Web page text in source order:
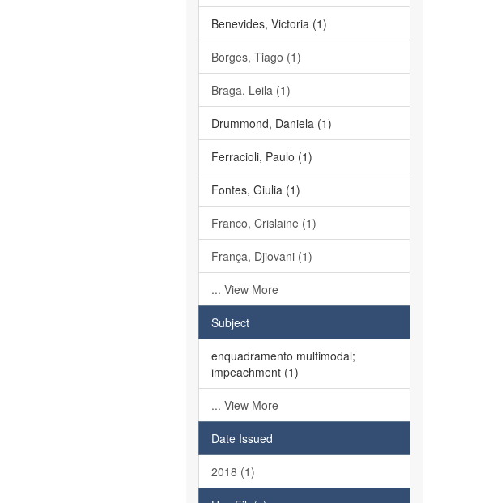
Benevides, Victoria (1)
Borges, Tiago (1)
Braga, Leila (1)
Drummond, Daniela (1)
Ferracioli, Paulo (1)
Fontes, Giulia (1)
Franco, Crislaine (1)
França, Djiovani (1)
... View More
Subject
enquadramento multimodal;
impeachment (1)
... View More
Date Issued
2018 (1)